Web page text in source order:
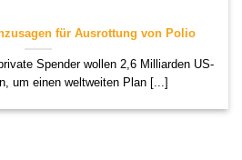
für Ausrottung von Polio
Spender wollen 2,6 Milliarden US-
um einen weltweiten Plan [...]